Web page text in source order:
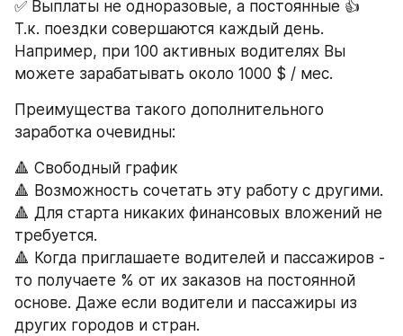
✅ Выплаты не одноразовые, а постоянные 👍
Т.к. поездки совершаются каждый день.
Например, при 100 активных водителях Вы
можете зарабатывать около 1000 $ / мес.
Преимущества такого дополнительного
заработка очевидны:
🔺 Свободный график
🔺 Возможность сочетать эту работу с другими.
🔺 Для старта никаких финансовых вложений не
требуется.
🔺 Когда приглашаете водителей и пассажиров -
то получаете % от их заказов на постоянной
основе. Даже если водители и пассажиры из
других городов и стран.